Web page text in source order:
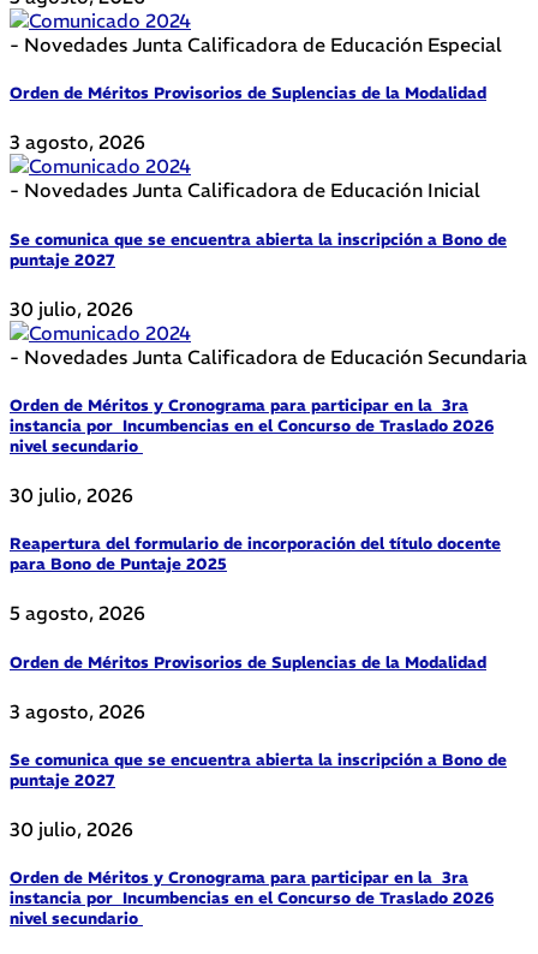
- Novedades Junta Calificadora de Educación Especial
Orden de Méritos Provisorios de Suplencias de la Modalidad
3 agosto, 2026
- Novedades Junta Calificadora de Educación Inicial
Se comunica que se encuentra abierta la inscripción a Bono de
puntaje 2027
30 julio, 2026
- Novedades Junta Calificadora de Educación Secundaria
Orden de Méritos y Cronograma para participar en la 3ra
instancia por Incumbencias en el Concurso de Traslado 2026
nivel secundario
30 julio, 2026
Reapertura del formulario de incorporación del título docente
para Bono de Puntaje 2025
5 agosto, 2026
Orden de Méritos Provisorios de Suplencias de la Modalidad
3 agosto, 2026
Se comunica que se encuentra abierta la inscripción a Bono de
puntaje 2027
30 julio, 2026
Orden de Méritos y Cronograma para participar en la 3ra
instancia por Incumbencias en el Concurso de Traslado 2026
nivel secundario